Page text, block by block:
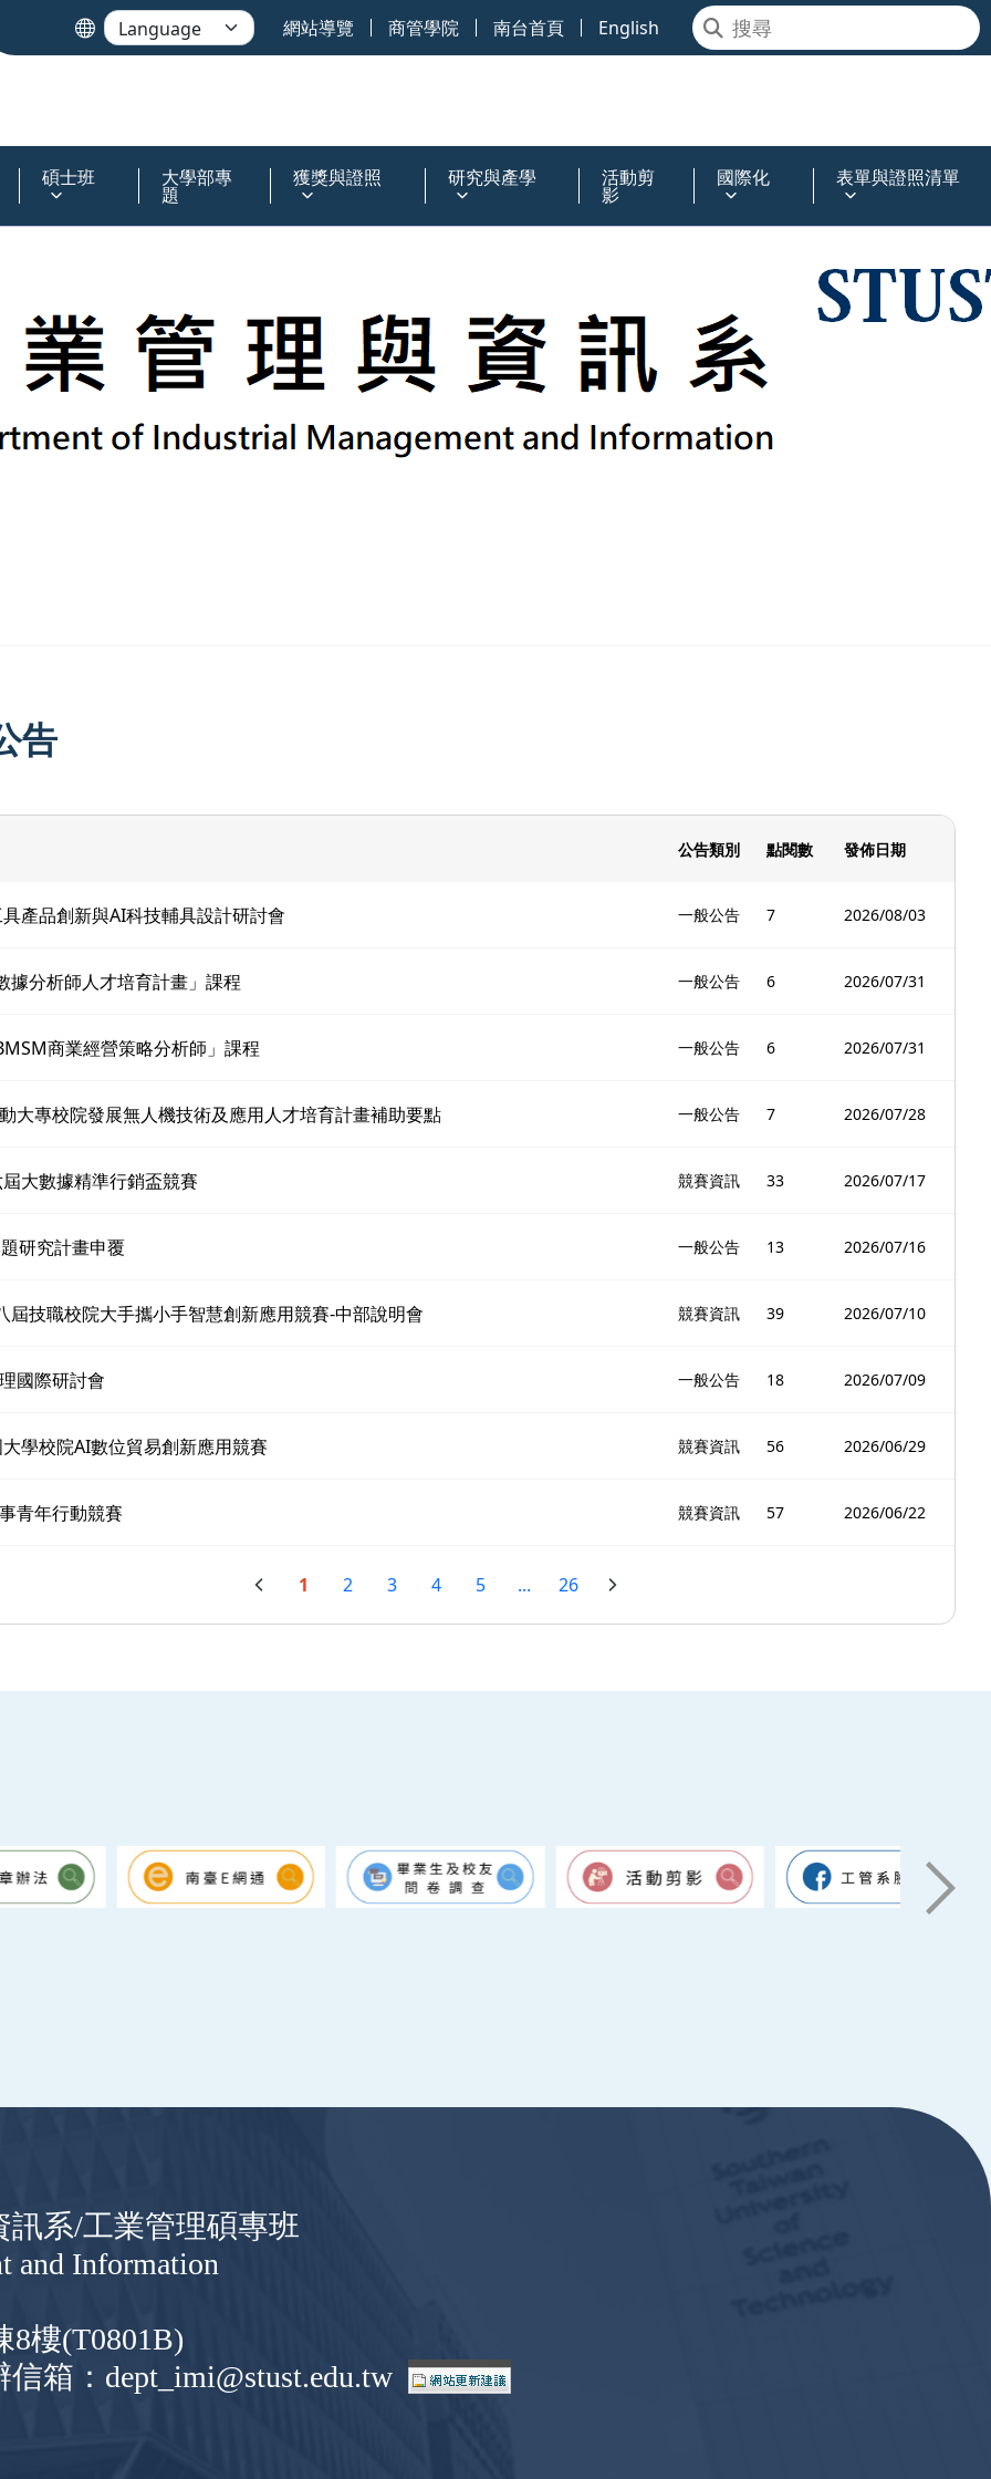
網站導覽 商管學院 南台首頁 English
碩士班 大學部專
題
獲獎與證照 研究與產學 活動剪
影
國際化 表單與證照清單
告
公告類別 點閱數 發佈日期
產品創新與AI科技輔具設計研討會 一般公告 7 2026/08/03
據分析師人才培育計畫」課程 一般公告 6 2026/07/31
商業經營策略分析師」課程 一般公告 6 2026/07/31
大專校院發展無人機技術及應用人才培育計畫補助要點 一般公告 7 2026/07/28
大數據精準行銷盃競賽 競賽資訊 33 2026/07/17
研究計畫申覆 一般公告 13 2026/07/16
屆技職校院大手攜小手智慧創新應用競賽-中部說明會 競賽資訊 39 2026/07/10
國際研討會 一般公告 18 2026/07/09
學校院AI數位貿易創新應用競賽 競賽資訊 56 2026/06/29
青年行動競賽 競賽資訊 57 2026/06/22
1 2 3 4 5 ... 26
系/工業管理碩專班
and Information
樓(T0801B)
箱：dept_imi@stust.edu.tw